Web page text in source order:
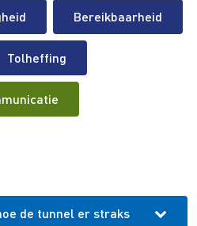
Bereikbaarheid
Tolheffing
de tunnel er straks